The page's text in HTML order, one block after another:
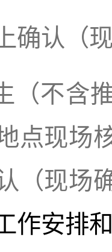
确认（
（不含
点现场
（现场
作安排